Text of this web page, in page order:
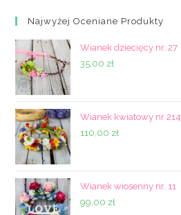
Najwyżej Oceniane Produkty
Wianek dziecięcy nr. 27
35,00 zł
Wianek kwiatowy nr 214
110,00 zł
Wianek wiosenny nr. 11
99,00 zł